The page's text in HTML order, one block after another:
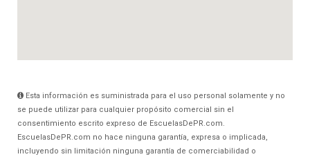
Esta información es suministrada para el uso personal solamente y no
se puede utilizar para cualquier propósito comercial sin el
consentimiento escrito expreso de EscuelasDePR.com.
EscuelasDePR.com no hace ninguna garantía, expresa o implicada,
incluyendo sin limitación ninguna garantía de comerciabilidad o